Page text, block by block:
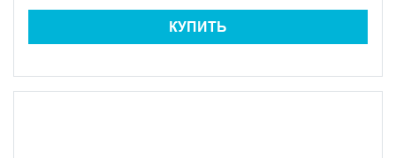
КУПИТЬ